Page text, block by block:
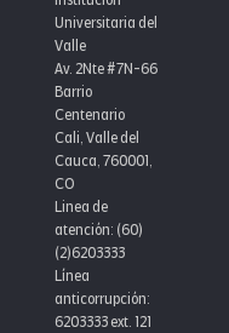
Universitaria del
Valle
Av. 2Nte #7N-66
Barrio
Centenario
Cali, Valle del
Cauca, 760001,
CO
Linea de
atención: (60)
(2)6203333
Línea
anticorrupción:
6203333 ext. 121